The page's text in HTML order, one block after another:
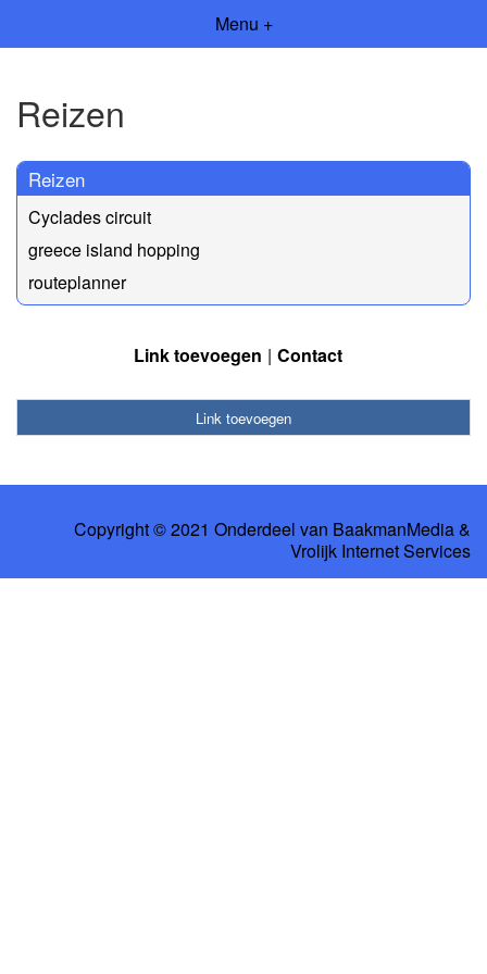
Menu +
Reizen
Reizen
Cyclades circuit
greece island hopping
routeplanner
Link toevoegen Contact
Link toevoegen
Copyright © 2021 Onderdeel van BaakmanMedia&
Vrolijk Internet Services